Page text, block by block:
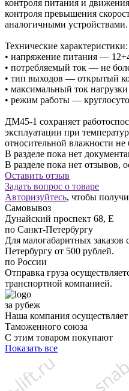
контроля питания и
контроля превышения
аналогичными устройствами.
Технические характеристики:
• напряжение питания —
• потребляемый ток — не
• тип выходов — открытый
• максимальный ток
• режим работы —
ДМ45-1 сохраняет
эксплуатации при
относительной влажности не
В разделе пока нет
В разделе пока нет отзывов,
Оставить отзыв
Задать вопрос о товаре
Авторизуйтесь, чтобы
Самовывоз
Дунайский проспект 68, Е
по Санкт-Петербургу
Для малогабаритных заказов
Петербургу от 500 рублей.
по России
Отправка груза
транспортной компанией.
за рубеж
Наша компания
Таможенного союза
С этим товаром покупают
Показать все